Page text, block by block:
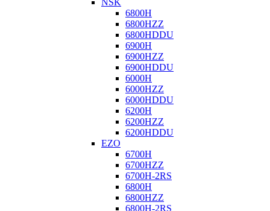
NSK
6800H
6800HZZ
6800HDDU
6900H
6900HZZ
6900HDDU
6000H
6000HZZ
6000HDDU
6200H
6200HZZ
6200HDDU
EZO
6700H
6700HZZ
6700H-2RS
6800H
6800HZZ
6800H-2RS